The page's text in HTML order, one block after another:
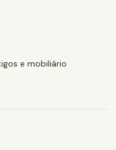
e mobiliário